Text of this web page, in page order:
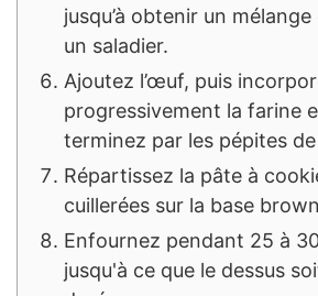
jusqu’à obtenir un
un saladier.
Ajoutez l’œuf, puis
progressivement la farine
terminez par les pépites
Répartissez la pâte à
cuillerées sur la base
Enfournez pendant 25 à
jusqu'à ce que le dessus